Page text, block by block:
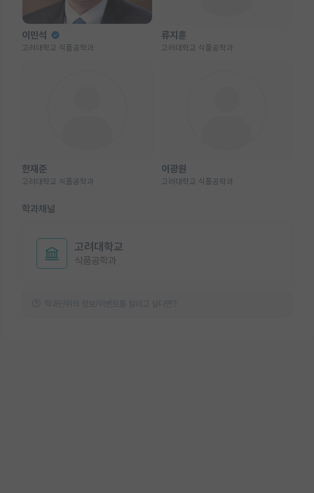
이민석
고려대학교 식품공학과
류지훈
고려대학교 식품공학과
한재준
고려대학교 식품공학과
이광원
고려대학교 식품공학과
학과채널
고려대학교
식품공학과
학과단위의 정보/이벤트를 알리고 싶다면?